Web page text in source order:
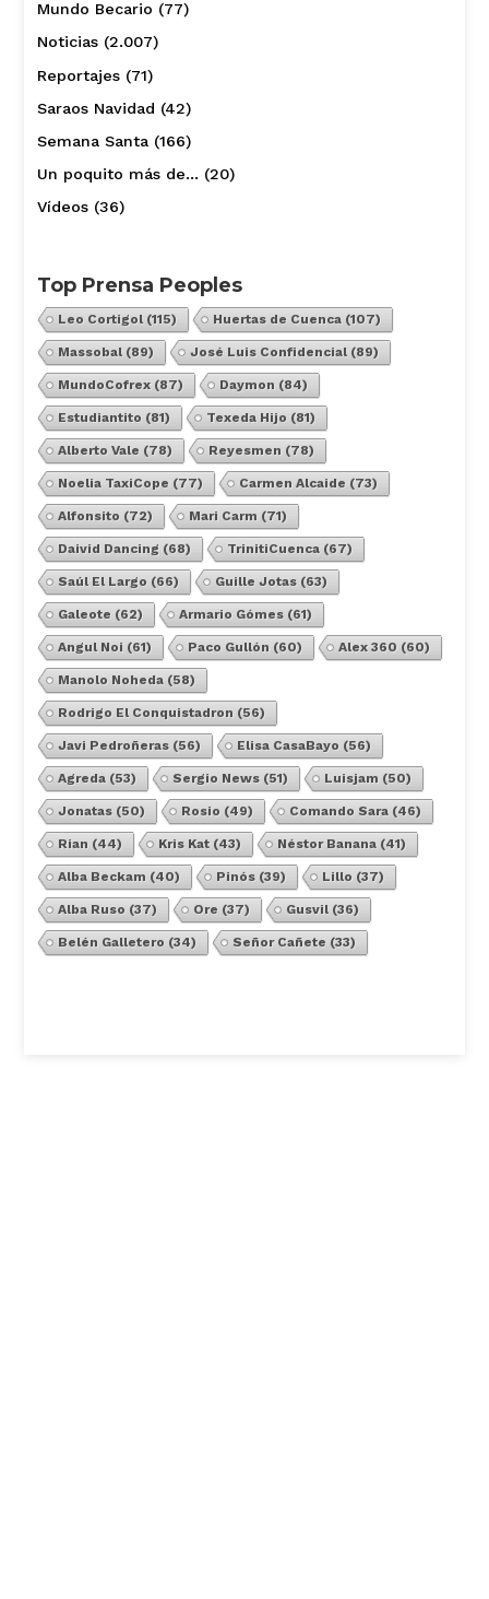
Mundo Becario (77)
Noticias(2.007)
Reportajes(71)
Saraos Navidad (42)
Semana Santa(166)
Un poquito más de… (20)
Vídeos(36)
Top Prensa Peoples
Leo Cortigol(115) Huertas de Cuenca(107)
Massobal(89) José Luis Confidencial(89)
MundoCofrex(87) Daymon (84)
Estudiantito (81) Texeda Hijo (81)
Alberto Vale (78) Reyesmen (78)
Noelia TaxiCope (77) Carmen Alcaide (73)
Alfonsito (72) Mari Carm (71)
Daivid Dancing (68) TrinitiCuenca(67)
Saúl El Largo (66) Guille Jotas(63)
Galeote (62) Armario Gómes(61)
Angul Noi (61) Paco Gullón (60) Alex 360 (60)
Manolo Noheda(58)
Rodrigo El Conquistadron (56)
Javi Pedroñeras(56) Elisa CasaBayo (56)
Agreda(53) Sergio News(51) Luisjam (50)
Jonatas(50) Rosio (49) Comando Sara(46)
Rian (44) Kris Kat(43) Néstor Banana(41)
Alba Beckam (40) Pinós(39) Lillo (37)
Alba Ruso (37) Ore (37) Gusvil(36)
Belén Galletero (34) Señor Cañete (33)